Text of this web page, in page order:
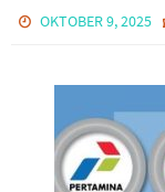
OKTOBER 9, 2025